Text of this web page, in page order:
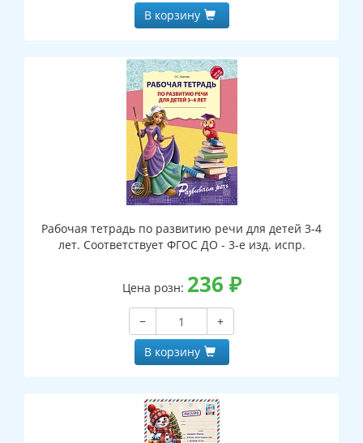
В корзину
Рабочая тетрадь по развитию речи для детей 3-4
лет. Соответствует ФГОС ДО - 3-е изд. испр.
Цена розн: 236 ₽
−
+
В корзину